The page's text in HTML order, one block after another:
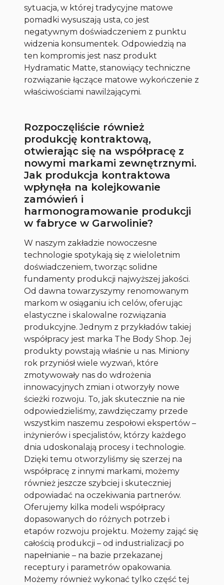
sytuacja, w której tradycyjne matowe
pomadki wysuszają usta, co jest
negatywnym doświadczeniem z punktu
widzenia konsumentek. Odpowiedzią na
ten kompromis jest nasz produkt
Hydramatic Matte, stanowiący techniczne
rozwiązanie łączące matowe wykończenie z
właściwościami nawilżającymi.
Rozpoczęliście również
produkcję kontraktową,
otwierając się na współpracę z
nowymi markami zewnętrznymi.
Jak produkcja kontraktowa
wpłynęła na kolejkowanie
zamówień i
harmonogramowanie produkcji
w fabryce w Garwolinie?
W naszym zakładzie nowoczesne
technologie spotykają się z wieloletnim
doświadczeniem, tworząc solidne
fundamenty produkcji najwyższej jakości.
Od dawna towarzyszymy renomowanym
markom w osiąganiu ich celów, oferując
elastyczne i skalowalne rozwiązania
produkcyjne. Jednym z przykładów takiej
współpracy jest marka The Body Shop. Jej
produkty powstają właśnie u nas. Miniony
rok przyniósł wiele wyzwań, które
zmotywowały nas do wdrożenia
innowacyjnych zmian i otworzyły nowe
ścieżki rozwoju. To, jak skutecznie na nie
odpowiedzieliśmy, zawdzięczamy przede
wszystkim naszemu zespołowi ekspertów –
inżynierów i specjalistów, którzy każdego
dnia udoskonalają procesy i technologie.
Dzięki temu otworzyliśmy się szerzej na
współpracę z innymi markami, możemy
również jeszcze szybciej i skuteczniej
odpowiadać na oczekiwania partnerów.
Oferujemy kilka modeli współpracy
dopasowanych do różnych potrzeb i
etapów rozwoju projektu. Możemy zająć się
całością produkcji – od industrializacji po
napełnianie – na bazie przekazanej
receptury i parametrów opakowania.
Możemy również wykonać tylko część tej